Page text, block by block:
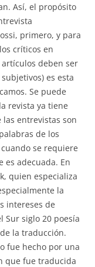
Así, el propósito
primero, y para
críticos en
deben ser
es esta
Se puede
revista ya tiene
entrevistas son
de los
se requiere
adecuada. En
quien especializa
la
intereses de
Sur siglo 20 poesía
la traducción.
fue hecho por una
que fue traducida